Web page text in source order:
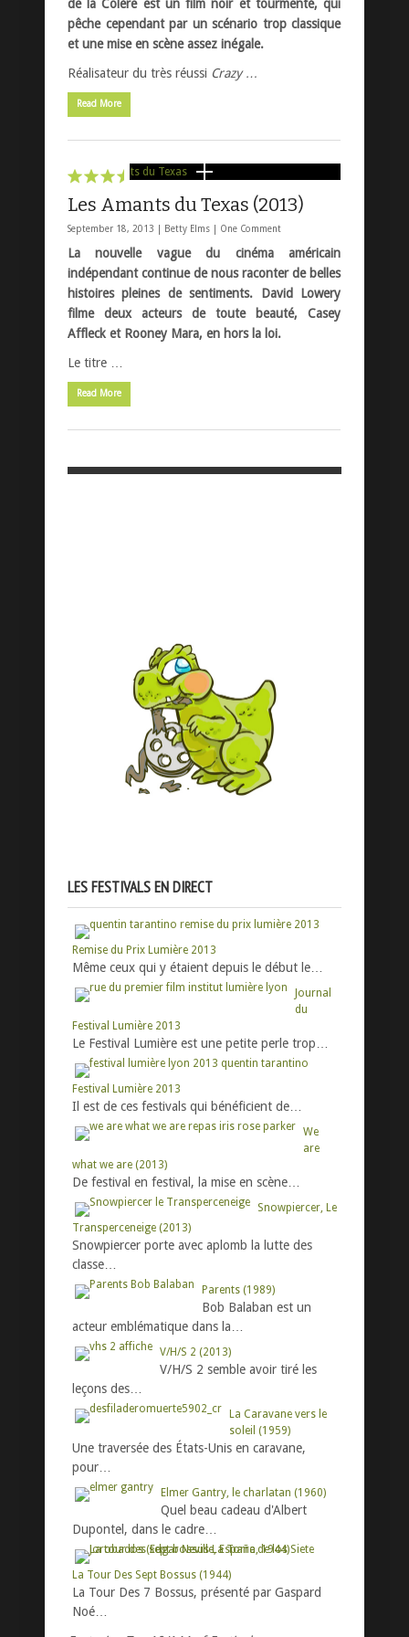
de la Colère est un film noir et tourmenté, qui
pêche cependant par un scénario trop classique
et une mise en scène assez inégale.
Réalisateur du très réussi Crazy …
Read More
Les Amants du Texas (2013)
September 18, 2013 | Betty Elms One Comment
La nouvelle vague du cinéma américain
indépendant continue de nous raconter de belles
histoires pleines de sentiments. David Lowery
filme deux acteurs de toute beauté, Casey
Affleck et Rooney Mara, en hors la loi.
Le titre …
Read More
LES FESTIVALS EN DIRECT
Remise du Prix Lumière 2013
Même ceux qui y étaient depuis le début le…
Journal
du
Festival Lumière 2013
Le Festival Lumière est une petite perle trop…
Festival Lumière 2013
Il est de ces festivals qui bénéficient de…
We
are
what we are (2013)
De festival en festival, la mise en scène…
Snowpiercer, Le
Transperceneige (2013)
Snowpiercer porte avec aplomb la lutte des
classe…
Parents (1989)
Bob Balaban est un
acteur emblématique dans la…
V/H/S 2 (2013)
V/H/S 2 semble avoir tiré les
leçons des…
La Caravane vers le
soleil (1959)
Une traversée des États-Unis en caravane,
pour…
Elmer Gantry, le charlatan (1960)
Quel beau cadeau d'Albert
Dupontel, dans le cadre…
La Tour Des Sept Bossus (1944)
La Tour Des 7 Bossus, présenté par Gaspard
Noé…